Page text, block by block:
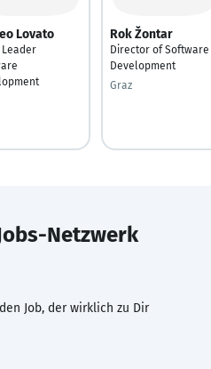
Lovato
Leader
Rok Žontar
Director of Software
Development
Graz
Netzwerk
Job, der wirklich zu Dir